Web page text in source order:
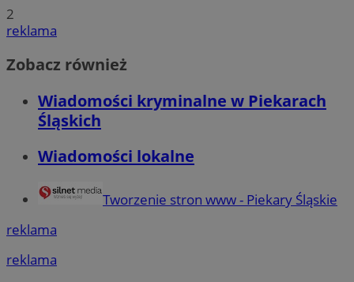
2
reklama
Zobacz również
Wiadomości kryminalne w Piekarach
Śląskich
Wiadomości lokalne
Tworzenie stron www - Piekary Śląskie
reklama
reklama